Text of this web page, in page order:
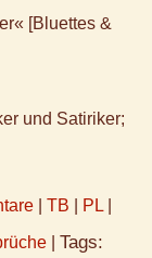
[Bluettes &
und Satiriker;
TB PL
Tags: